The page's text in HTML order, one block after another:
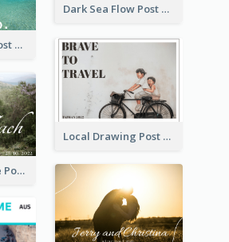
Dark Sea Flow Post Cards
Boat Trip 2020 Post Card
Local Drawing Post Card
Romantic Couple Post Card